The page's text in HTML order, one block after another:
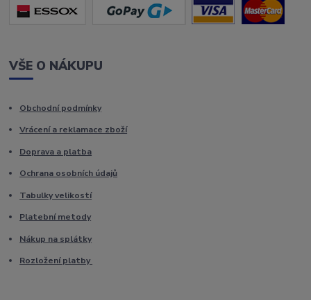
VŠE O NÁKUPU
Obchodní podmínky
Vrácení a reklamace zboží
Doprava a platba
Ochrana osobních údajů
Tabulky velikostí
Platební metody
Nákup na splátky
Rozložení platby